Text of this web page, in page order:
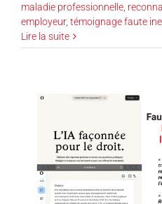
maladie professionnelle
employeur, témoignage faute
Lire la suite